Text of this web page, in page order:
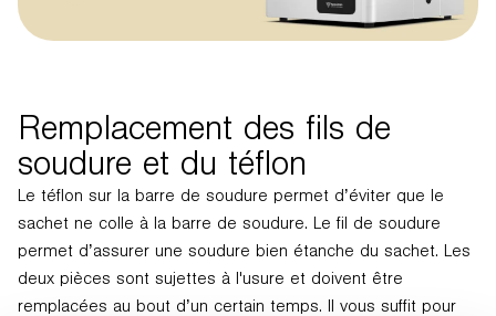
Remplacement des fils de
soudure et du téflon
Le téflon sur la barre de soudure permet d’éviter que le
sachet ne colle à la barre de soudure. Le fil de soudure
permet d’assurer une soudure bien étanche du sachet. Les
deux pièces sont sujettes à l'usure et doivent être
remplacées au bout d’un certain temps. Il vous suffit pour